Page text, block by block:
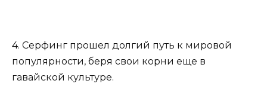
4. Серфинг прошел долгий путь к мировой
популярности, беря свои корни еще в
гавайской культуре.